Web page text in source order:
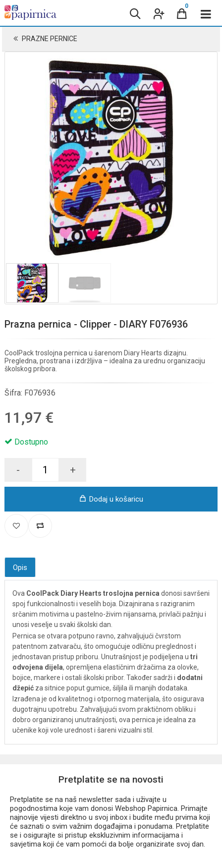
0
PRAZNE PERNICE
Prazna pernica - Clipper - DIARY F076936
CoolPack troslojna pernica u šarenom Diary Hearts dizajnu.
Pregledna, prostrana i izdržljiva – idealna za urednu organizaciju
školskog pribora.
Šifra: F076936
11,97 €
Dostupno
- +
Dodaj u košaricu
Opis
Ova CoolPack Diary Hearts troslojna pernica donosi savršeni
spoj funkcionalnosti i veselih boja. Dizajnirana s razigranim
srčanim motivima u pastelno-živim nijansama, privlači pažnju i
unosi veselje u svaki školski dan.
Pernica se otvara potpuno ravno, zahvaljujući čvrstom
patentnom zatvaraču, što omogućuje odličnu preglednost i
jednostavan pristup priboru. Unutrašnjost je podijeljena u tri
odvojena dijela, opremljena elastičnim držačima za olovke,
bojice, markere i ostali školski pribor. Također sadrži i dodatni
džepić za sitnice poput gumice, šiljila ili manjih dodataka.
Izrađena je od kvalitetnog i otpornog materijala, što osigurava
dugotrajnu upotrebu. Zahvaljujući svom praktičnom obliku i
dobro organiziranoj unutrašnjosti, ova pernica je idealna za
učenike koji vole urednost i šareni vizualni stil.
Pretplatite se na novosti
Pretplatite se na naš newsletter sada i uživajte u
pogodnostima koje vam donosi Webshop Papirnica. Primajte
najnovije vijesti direktno u svoj inbox i budite među prvima koji
će saznati o svim važnim događajima i ponudama. Pretplatite
se i osigurajte si pristup ekskluzivnim informacijama i
savjetima koji će vam pomoći da bolje organizirate svoj dan.